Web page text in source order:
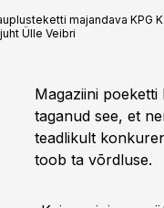
majandava KPG
Ülle Veibri
Magaziini
taganud see, et
teadlikult
toob ta võrdluse.